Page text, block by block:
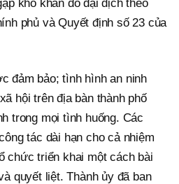
khó khăn do đại dịch theo
phủ và Quyết định số 23 của
đảm bảo; tình hình an ninh
hội trên địa bàn thành phố
trong mọi tình huống. Các
tác dài hạn cho cả nhiệm
chức triển khai một cách bài
quyết liệt. Thành ủy đã ban